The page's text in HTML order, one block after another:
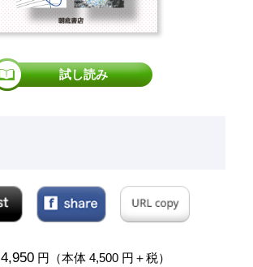
試し読み
4,950円（本体 4,500 円＋税）